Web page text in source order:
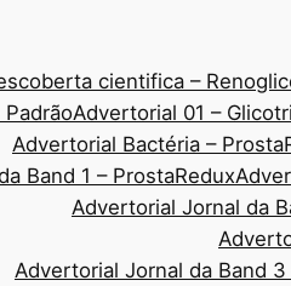
cientifica –
Advertorial 01 –
Advertorial Bactéria –
Band 1 – ProstaRedux
Advertorial Jornal da
Advertorial Jornal da Band